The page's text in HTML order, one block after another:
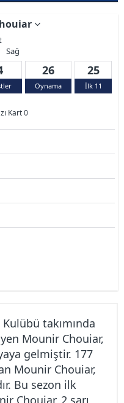
Sağ
26
Oynama
25
İlk 11
Kart 0
takımında
Mounir Chouiar,
gelmiştir. 177
Mounir Chouiar,
Bu sezon ilk
Chouiar, 2 sarı